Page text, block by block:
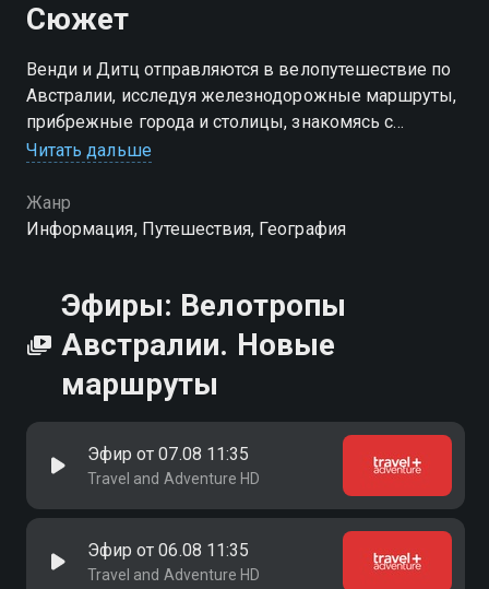
Сюжет
Венди и Дитц отправляются в велопутешествие по
Австралии, исследуя железнодорожные маршруты,
прибрежные города и столицы, знакомясь с
природой, кухней и культурой страны
Читать дальше
Жанр
Информация, Путешествия, География
Эфиры: Велотропы
Австралии. Новые
маршруты
Эфир от 07.08 11:35
Travel and Adventure HD
Эфир от 06.08 11:35
Travel and Adventure HD